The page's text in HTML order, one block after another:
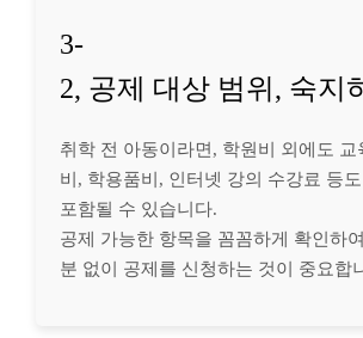
3-
2, 공제 대상 범위, 숙지
취학 전 아동이라면, 학원비 외에도 교
비, 학용품비, 인터넷 강의 수강료 등도
포함될 수 있습니다.
공제 가능한 항목을 꼼꼼하게 확인하
분 없이 공제를 신청하는 것이 중요합